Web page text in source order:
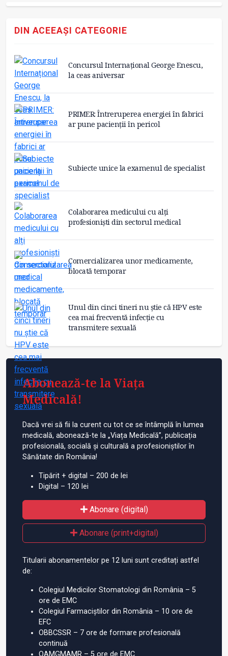
DIN ACEEAȘI CATEGORIE
Concursul Internațional George Enescu,
la ceas aniversar
PRIMER: Întreruperea energiei în fabrici
ar pune pacienții în pericol
Subiecte unice la examenul de specialist
Colaborarea medicului cu alți
profesioniști din sectorul medical
Comercializarea unor medicamente,
blocată temporar
Unul din cinci tineri nu știe că HPV este
cea mai frecventă infecție cu
transmitere sexuală
Abonează-te la Viața
Medicală!
Dacă vrei să fii la curent cu tot ce se întâmplă în lumea
medicală, abonează-te la „Viața Medicală”, publicația
profesională, socială și culturală a profesioniștilor în
Sănătate din România!
Tipărit + digital – 200 de lei
Digital – 120 lei
Abonare (digital)
Abonare (print+digital)
Titularii abonamentelor pe 12 luni sunt creditați astfel
de:
Colegiul Medicilor Stomatologi din România – 5
ore de EMC
Colegiul Farmaciștilor din România – 10 ore de
EFC
OBBCSSR – 7 ore de formare profesională
continuă
OAMGMAMR – 5 ore de EMC